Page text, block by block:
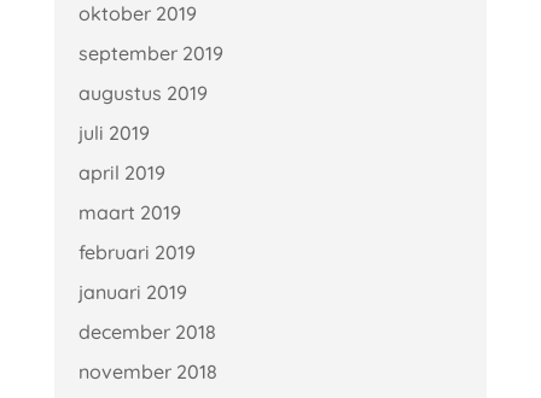
oktober 2019
september 2019
augustus 2019
juli 2019
april 2019
maart 2019
februari 2019
januari 2019
december 2018
november 2018